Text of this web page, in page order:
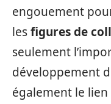
engouement
lesfigures de
seulement
développement
également le